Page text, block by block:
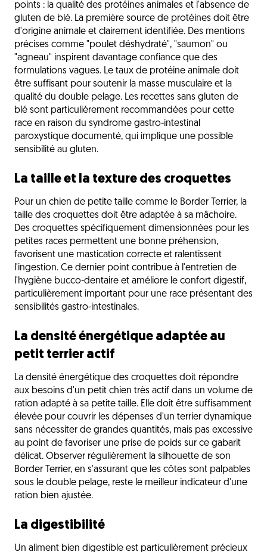
points : la qualité des protéines animales et l'absence de
gluten de blé. La première source de protéines doit être
d'origine animale et clairement identifiée. Des mentions
précises comme "poulet déshydraté", "saumon" ou
"agneau" inspirent davantage confiance que des
formulations vagues. Le taux de protéine animale doit
être suffisant pour soutenir la masse musculaire et la
qualité du double pelage. Les recettes sans gluten de
blé sont particulièrement recommandées pour cette
race en raison du syndrome gastro-intestinal
paroxystique documenté, qui implique une possible
sensibilité au gluten.
La taille et la texture des croquettes
Pour un chien de petite taille comme le Border Terrier, la
taille des croquettes doit être adaptée à sa mâchoire.
Des croquettes spécifiquement dimensionnées pour les
petites races permettent une bonne préhension,
favorisent une mastication correcte et ralentissent
l'ingestion. Ce dernier point contribue à l'entretien de
l'hygiène bucco-dentaire et améliore le confort digestif,
particulièrement important pour une race présentant des
sensibilités gastro-intestinales.
La densité énergétique adaptée au
petit terrier actif
La densité énergétique des croquettes doit répondre
aux besoins d'un petit chien très actif dans un volume de
ration adapté à sa petite taille. Elle doit être suffisamment
élevée pour couvrir les dépenses d'un terrier dynamique
sans nécessiter de grandes quantités, mais pas excessive
au point de favoriser une prise de poids sur ce gabarit
délicat. Observer régulièrement la silhouette de son
Border Terrier, en s'assurant que les côtes sont palpables
sous le double pelage, reste le meilleur indicateur d'une
ration bien ajustée.
La digestibilité
Un aliment bien digestible est particulièrement précieux